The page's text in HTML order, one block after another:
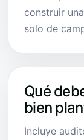
construir
solo de
Qué
bien
Incluye